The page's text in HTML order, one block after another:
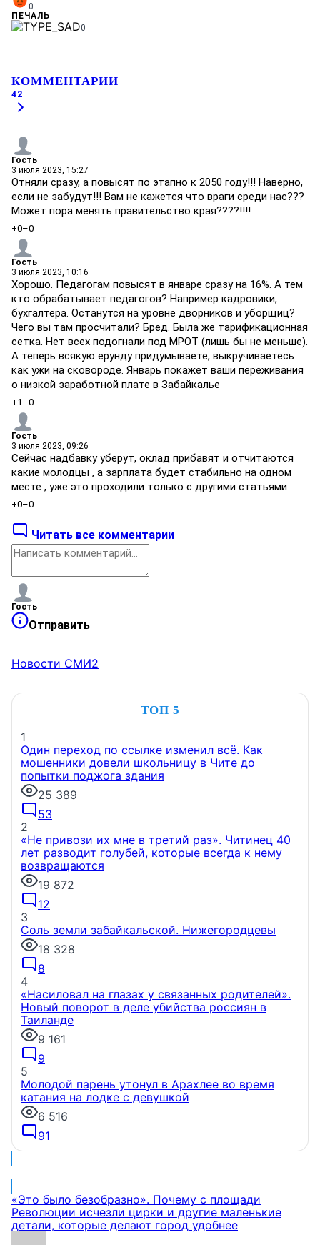
0
ПЕЧАЛЬ
0
КОММЕНТАРИИ
42
Гость
3 июля 2023, 15:27
Отняли сразу, а повысят по этапно к 2050 году!!! Наверно,
если не забудут!!! Вам не кажется что враги среди нас???
Может пора менять правительство края????!!!!
+0–0
Гость
3 июля 2023, 10:16
Хорошо. Педагогам повысят в январе сразу на 16%. А тем
кто обрабатывает педагогов? Например кадровики,
бухгалтера. Останутся на уровне дворников и уборщиц?
Чего вы там просчитали? Бред. Была же тарификационная
сетка. Нет всех подогнали под МРОТ (лишь бы не меньше).
А теперь всякую ерунду придумываете, выкручиваетесь
как ужи на сковороде. Январь покажет ваши переживания
о низкой заработной плате в Забайкалье
+1 –0
Гость
3 июля 2023, 09:26
Сейчас надбавку уберут, оклад прибавят и отчитаются
какие молодцы , а зарплата будет стабильно на одном
месте , уже это проходили только с другими статьями
+0–0
Читать все комментарии
Гость
Отправить
Новости СМИ2
ТОП 5
1
Один переход по ссылке изменил всё. Как
мошенники довели школьницу в Чите до
попытки поджога здания
25 389
53
2
«Не привози их мне в третий раз». Читинец 40
лет разводит голубей, которые всегда к нему
возвращаются
19 872
12
3
Соль земли забайкальской. Нижегородцевы
18 328
8
4
«Насиловал на глазах у связанных родителей».
Новый поворот в деле убийства россиян в
Таиланде
9 161
9
5
Молодой парень утонул в Арахлее во время
катания на лодке с девушкой
6 516
91
«Это было безобразно». Почему с площади
Революции исчезли цирки и другие маленькие
детали, которые делают город удобнее